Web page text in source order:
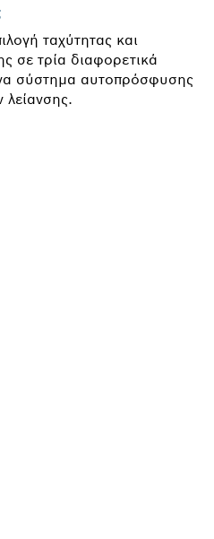
ταχύτητας και
σε τρία διαφορετικά
σύστημα αυτοπρόσφυσης